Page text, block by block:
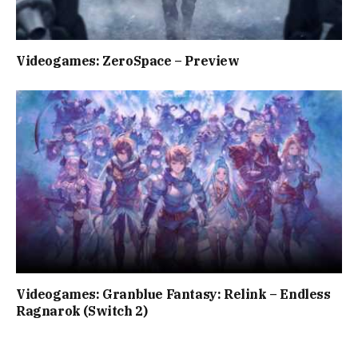
Videogames: ZeroSpace – Preview
Videogames: Granblue Fantasy: Relink – Endless
Ragnarok (Switch 2)